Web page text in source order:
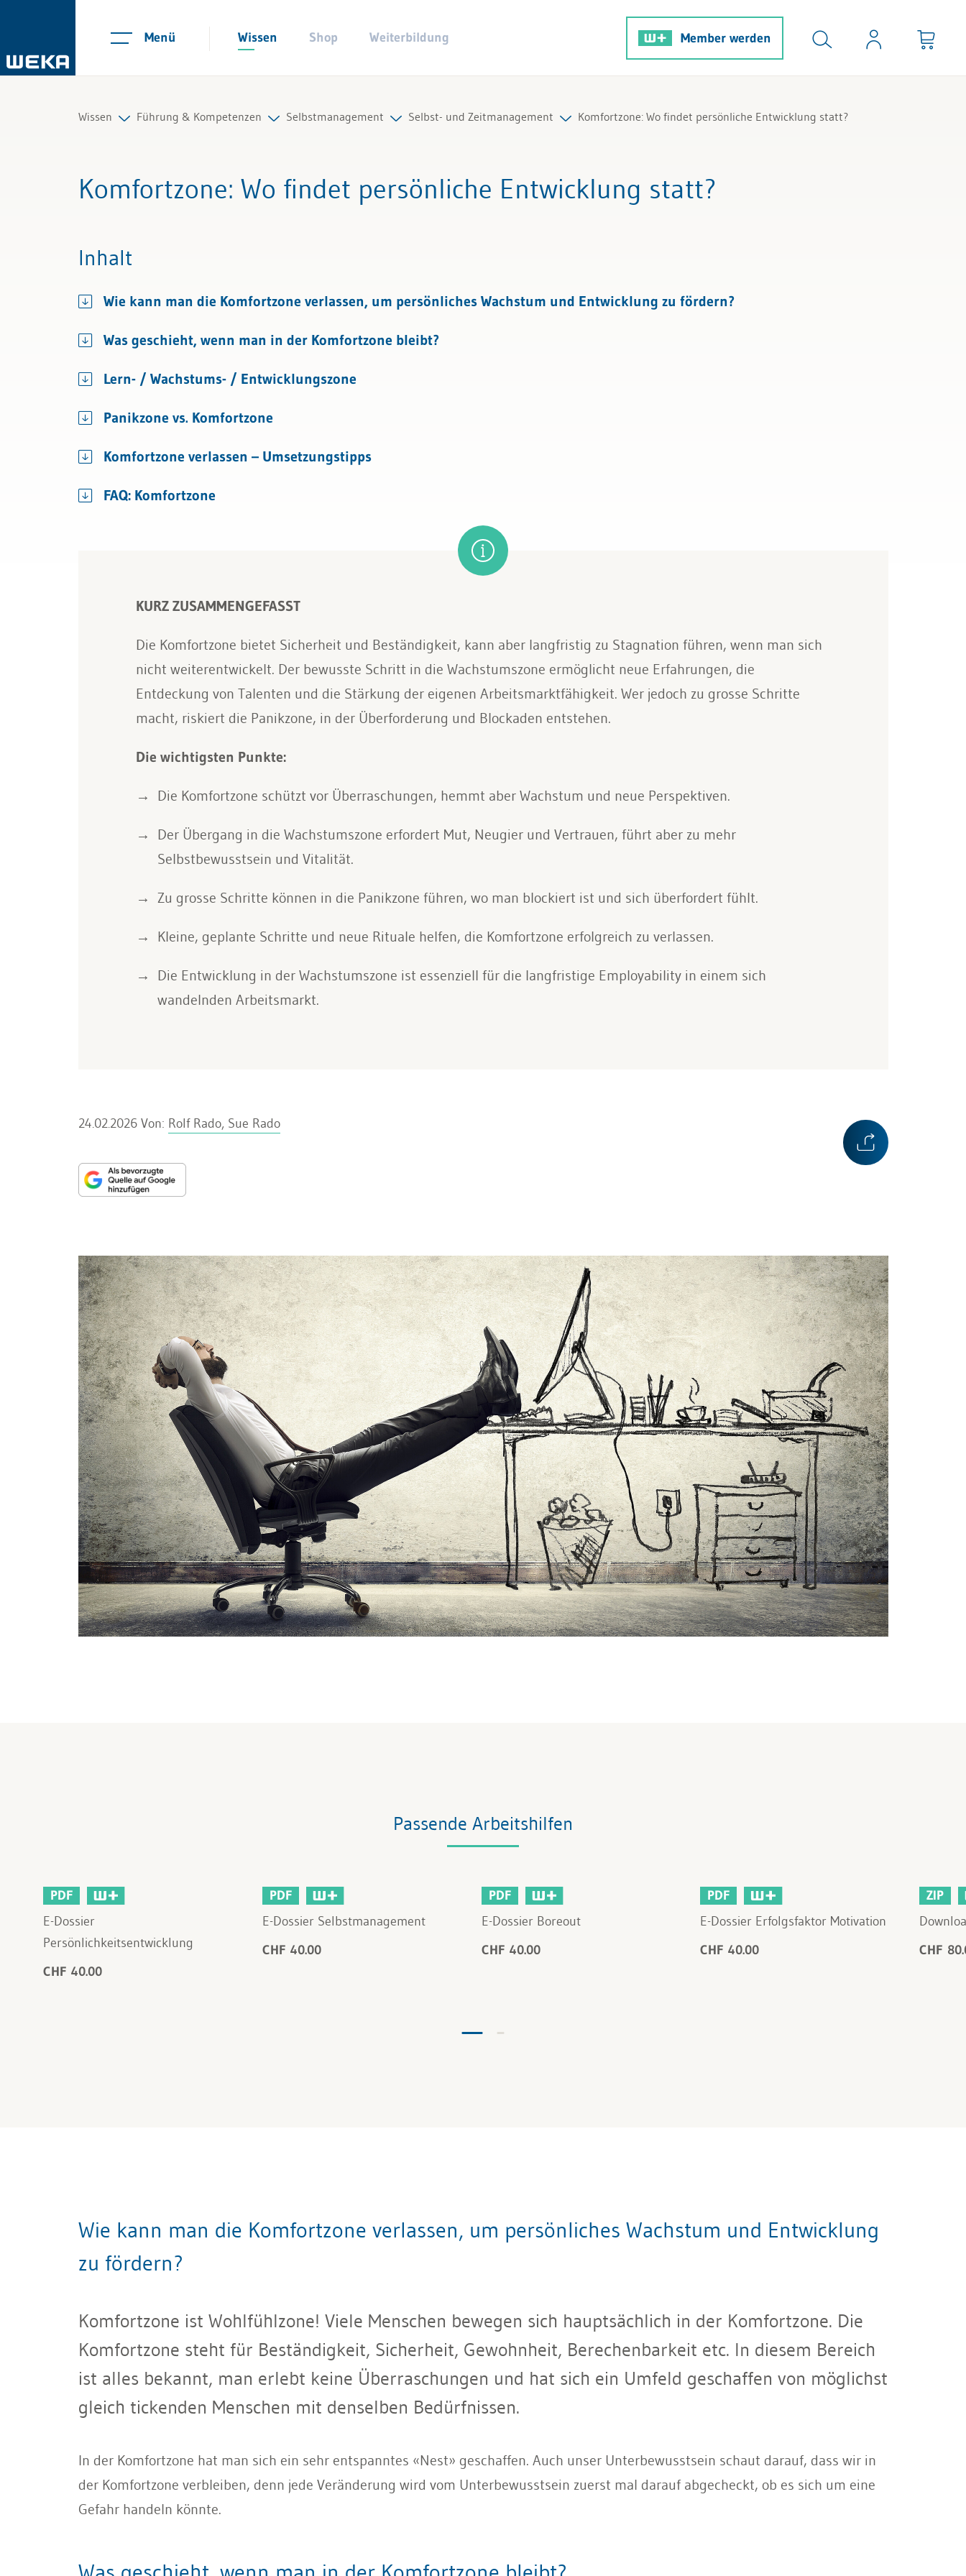
Menü Wissen Shop Weiterbildung Member werden
Wissen
Management
Finanzen & Steuern
Recht
Bau & Immobilien
Führung & Kompetenzen
Selbstmanagement
Selbstmanagement
Selbst- und Zeitmanagement
Selbst- und Zeitmanagement
Alle Arbeitshilfen
Komfortzone: Wo findet persönliche Entwicklung statt?
Komfortzone: Wo findet persönliche Entwicklung statt?
Inhalt
Wie kann man die Komfortzone verlassen, um persönliches Wachstum und Entwicklung zu fördern?
Was geschieht, wenn man in der Komfortzone bleibt?
Lern- / Wachstums- / Entwicklungszone
Panikzone vs. Komfortzone
Komfortzone verlassen – Umsetzungstipps
FAQ: Komfortzone
KURZ ZUSAMMENGEFASST
Die Komfortzone bietet Sicherheit und Beständigkeit, kann aber langfristig zu Stagnation führen, wenn man sich
nicht weiterentwickelt. Der bewusste Schritt in die Wachstumszone ermöglicht neue Erfahrungen, die
Entdeckung von Talenten und die Stärkung der eigenen Arbeitsmarktfähigkeit. Wer jedoch zu grosse Schritte
macht, riskiert die Panikzone, in der Überforderung und Blockaden entstehen.
Die wichtigsten Punkte:
Die Komfortzone schützt vor Überraschungen, hemmt aber Wachstum und neue Perspektiven.
Der Übergang in die Wachstumszone erfordert Mut, Neugier und Vertrauen, führt aber zu mehr
Selbstbewusstsein und Vitalität.
Zu grosse Schritte können in die Panikzone führen, wo man blockiert ist und sich überfordert fühlt.
Kleine, geplante Schritte und neue Rituale helfen, die Komfortzone erfolgreich zu verlassen.
Die Entwicklung in der Wachstumszone ist essenziell für die langfristige Employability in einem sich
wandelnden Arbeitsmarkt.
24.02.2026 Von: Rolf Rado, Sue Rado
Passende Arbeitshilfen
PDF
E-Dossier
Persönlichkeitsentwicklung
CHF 40.00
PDF
E-Dossier Selbstmanagement
CHF 40.00
PDF
E-Dossier Boreout
CHF 40.00
PDF
E-Dossier Erfolgsfaktor Motivation
CHF 40.00
ZIP
CHF
Wie kann man die Komfortzone verlassen, um persönliches Wachstum und Entwicklung
zu fördern?
Komfortzone ist Wohlfühlzone! Viele Menschen bewegen sich hauptsächlich in der Komfortzone. Die
Komfortzone steht für Beständigkeit, Sicherheit, Gewohnheit, Berechenbarkeit etc. In diesem Bereich
ist alles bekannt, man erlebt keine Überraschungen und hat sich ein Umfeld geschaffen von möglichst
gleich tickenden Menschen mit denselben Bedürfnissen.
In der Komfortzone hat man sich ein sehr entspanntes «Nest» geschaffen. Auch unser Unterbewusstsein schaut darauf, dass wir in
der Komfortzone verbleiben, denn jede Veränderung wird vom Unterbewusstsein zuerst mal darauf abgecheckt, ob es sich um eine
Gefahr handeln könnte.